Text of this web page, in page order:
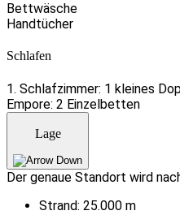
Bettwäsche
Handtücher
Schlafen
1. Schlafzimmer: 1 kleines
Empore: 2 Einzelbetten
Lage
Der genaue Standort wird
Strand: 25.000 m